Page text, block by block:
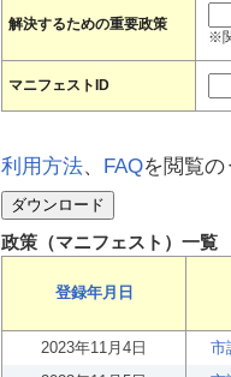
解決するための重要政策
※
マニフェストID
利用方法、 FAQを閲覧の
政策（マニフェスト）一覧
登録年月日
2023年11月4日 市